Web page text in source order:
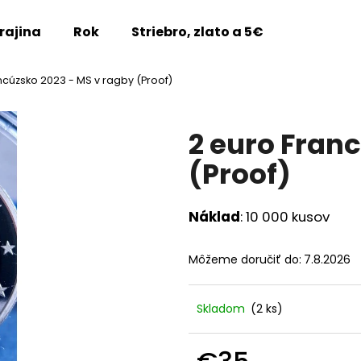
Rok Striebro, zlato a 5€ Vzácne
2023 - MS v ragby (Proof)
2 euro
(Proof)
Náklad: 10 000 kusov
Môžeme doručiť do: 7.8.2026
Skladom (2 ks)
Čo potrebujete nájsť?
HĽADAŤ
2 EURO SLOVENSKO 2026 - TRENČÍN 2 EURO